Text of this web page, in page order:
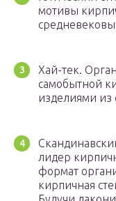
мотивы
Хай-тек.
самобытной
изделиями из
лидер
формат
кирпичная